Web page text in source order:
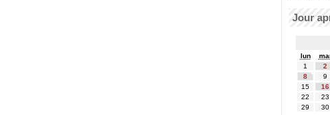
Jour
lun
1
2
8
9
15
16
22
23
29
30